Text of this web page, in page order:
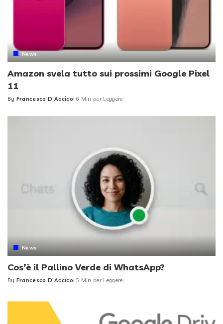
News
Amazon svela tutto sui prossimi Google Pixel
11
Posted
By Francesco D'Accico 6 Min per Leggere
News
Cos’è il Pallino Verde di WhatsApp?
Posted
By Francesco D'Accico 5 Min per Leggere